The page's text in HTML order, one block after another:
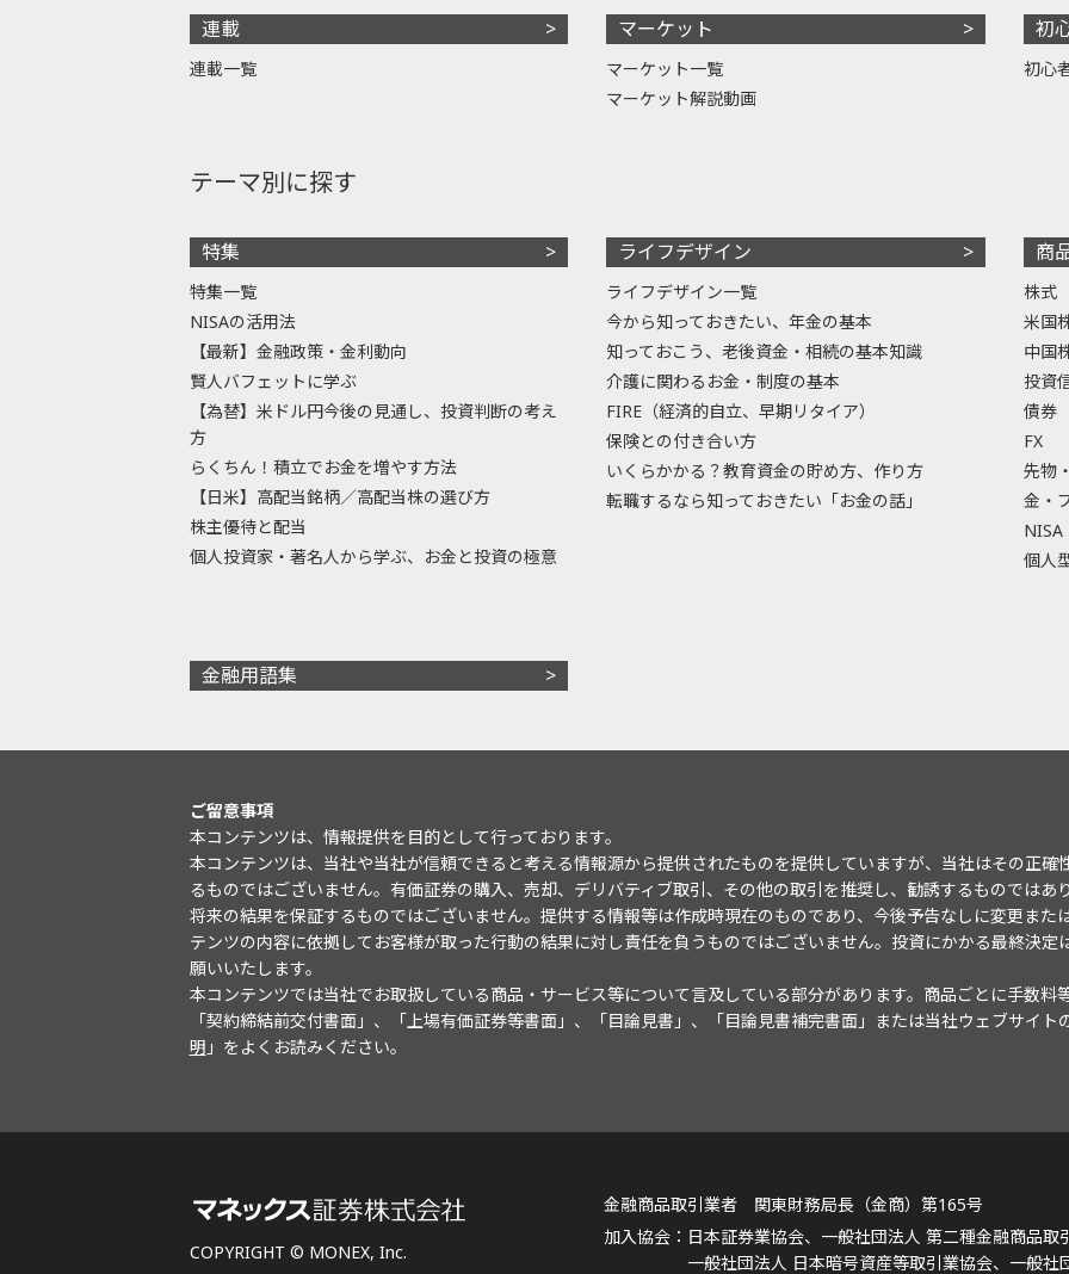
連載
連載一覧
マーケット
マーケット一覧
マーケット解説動画
初
初心
テーマ別に探す
特集
特集一覧
NISAの活用法
【最新】金融政策・金利動向
賢人バフェットに学ぶ
【為替】米ドル円今後の見通し、投資判断の考え
方
らくちん！積立でお金を増やす方法
【日米】高配当銘柄／高配当株の選び方
株主優待と配当
個人投資家・著名人から学ぶ、お金と投資の極意
ライフデザイン
ライフデザイン一覧
今から知っておきたい、年金の基本
知っておこう、老後資金・相続の基本知識
介護に関わるお金・制度の基本
FIRE（経済的自立、早期リタイア）
保険との付き合い方
いくらかかる？教育資金の貯め方、作り方
転職するなら知っておきたい「お金の話」
商
株式
米国
中国
投資
債券
FX
先物
金・
NISA
個人
金融用語集
ご留意事項
本コンテンツは、情報提供を目的として行っております。
本コンテンツは、当社や当社が信頼できると考える情報源から提供されたものを提供していますが、当社はその正
るものではございません。有価証券の購入、売却、デリバティブ取引、その他の取引を推奨し、勧誘するものではあ
将来の結果を保証するものではございません。提供する情報等は作成時現在のものであり、今後予告なしに変更また
テンツの内容に依拠してお客様が取った行動の結果に対し責任を負うものではございません。投資にかかる最終決
願いいたします。
本コンテンツでは当社でお取扱している商品・サービス等について言及している部分があります。商品ごとに手数料
「契約締結前交付書面」、「上場有価証券等書面」、「目論見書」、「目論見書補完書面」または当社ウェブサイト
明 」をよくお読みください。
COPYRIGHT © MONEX, Inc.
金融商品取引業者 関東財務局長（金商）第165号
日本証券業協会、一般社団法人 第二種金融商品取
一般社団法人 日本暗号資産等取引業協会、一般社